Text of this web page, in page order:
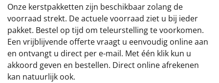
Cadeaubon
Per stuk
Alle overige
Onze kerstpakketten zijn beschikbaar zolang de
voorraad strekt. De actuele voorraad ziet u bij ieder
pakket. Bestel op tijd om teleurstelling te voorkomen.
Een vrijblijvende offerte vraagt u eenvoudig online aan
en ontvangt u direct per e-mail. Met één klik kun u
akkoord geven en bestellen. Direct online afrekenen
kan natuurlijk ook.